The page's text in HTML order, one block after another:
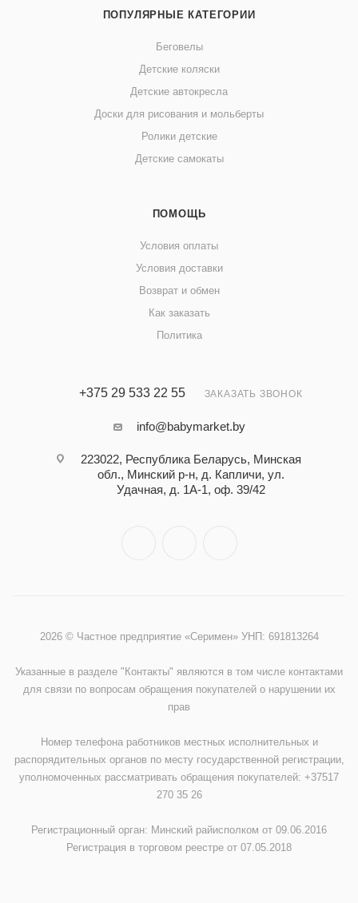
ПОПУЛЯРНЫЕ КАТЕГОРИИ
Беговелы
Детские коляски
Детские автокресла
Доски для рисования и мольберты
Ролики детские
Детские самокаты
ПОМОЩЬ
Условия оплаты
Условия доставки
Возврат и обмен
Как заказать
Политика
+375 29 533 22 55 ЗАКАЗАТЬ ЗВОНОК
info@babymarket.by
223022, Республика Беларусь, Минская
обл., Минский р-н, д. Капличи, ул.
Удачная, д. 1А-1, оф. 39/42
2026 © Частное предприятие «Серимен» УНП: 691813264
Указанные в разделе "Контакты" являются в том числе контактами
для связи по вопросам обращения покупателей о нарушении их
прав
Номер телефона работников местных исполнительных и
распорядительных органов по месту государственной регистрации,
уполномоченных рассматривать обращения покупателей: +37517
270 35 26
Регистрационный орган: Минский райисполком от 09.06.2016
Регистрация в торговом реестре от 07.05.2018